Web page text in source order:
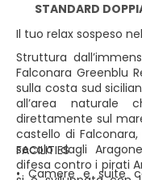
STANDARD
Il tuo relax sospeso
Struttura
Falconara Greenblu
sulla costa sud
all’area
direttamente sul
castello di
secolo dagli
difesa contro i pirati
FACILITIES
• Camere e suite